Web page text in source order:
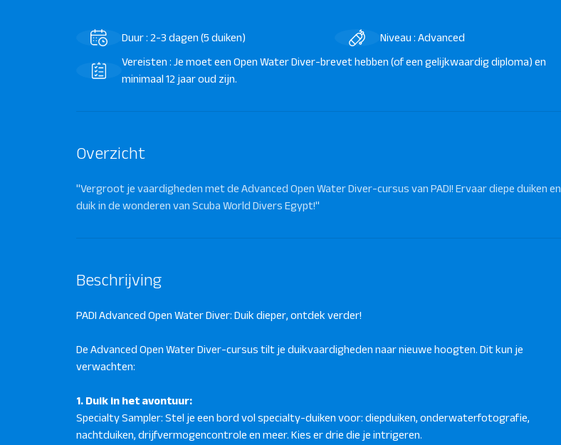
Duur : 2-3 dagen (5 duiken)
Niveau : Advanced
Vereisten : Je moet een Open Water Diver-brevet hebben (of een gelijkwaardig diploma) en
minimaal 12 jaar oud zijn.
Overzicht
"Vergroot je vaardigheden met de Advanced Open Water Diver-cursus van PADI! Ervaar diepe duiken en
duik in de wonderen van Scuba World Divers Egypt!"
Beschrijving
PADI Advanced Open Water Diver: Duik dieper, ontdek verder!
De Advanced Open Water Diver-cursus tilt je duikvaardigheden naar nieuwe hoogten. Dit kun je
verwachten:
1. Duik in het avontuur:
Specialty Sampler: Stel je een bord vol specialty-duiken voor: diepduiken, onderwaterfotografie,
nachtduiken, drijfvermogencontrole en meer. Kies er drie die je intrigeren.